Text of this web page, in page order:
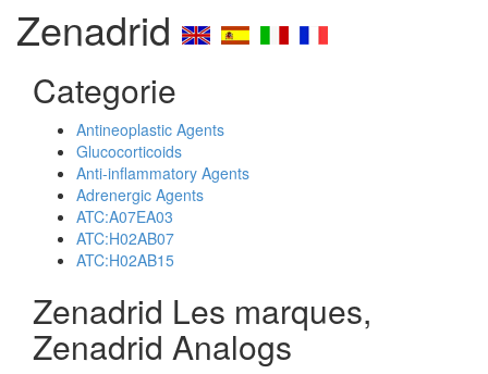
Zenadrid
Categorie
Antineoplastic Agents
Glucocorticoids
Anti-inflammatory Agents
Adrenergic Agents
ATC:A07EA03
ATC:H02AB07
ATC:H02AB15
Zenadrid Les marques,
Zenadrid Analogs